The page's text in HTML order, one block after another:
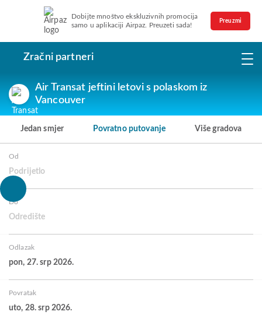
Dobijte mnoštvo ekskluzivnih promocija
samo u aplikaciji Airpaz. Preuzeti sada!
Preuzmi
Zračni partneri
Air Transat jeftini letovi s polaskom iz
Vancouver
Jedan smjer Povratno putovanje Više gradova
Od
Podrijetlo
Do
Odredište
Odlazak
pon, 27. srp 2026.
Povratak
uto, 28. srp 2026.